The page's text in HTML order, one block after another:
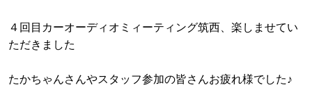
４回目カーオーディオミィーティング筑西、楽しませてい
ただきました
たかちゃんさんやスタッフ参加の皆さんお疲れ様でした♪